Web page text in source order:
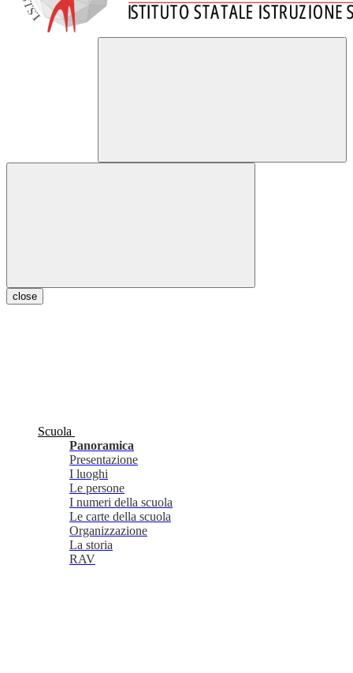
close
Scuola
Panoramica
Presentazione
I luoghi
Le persone
I numeri della scuola
Le carte della scuola
Organizzazione
La storia
RAV